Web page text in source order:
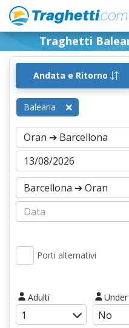
Traghetti
Andata e Ritorno
Balearia
Porti alternativi
Adulti